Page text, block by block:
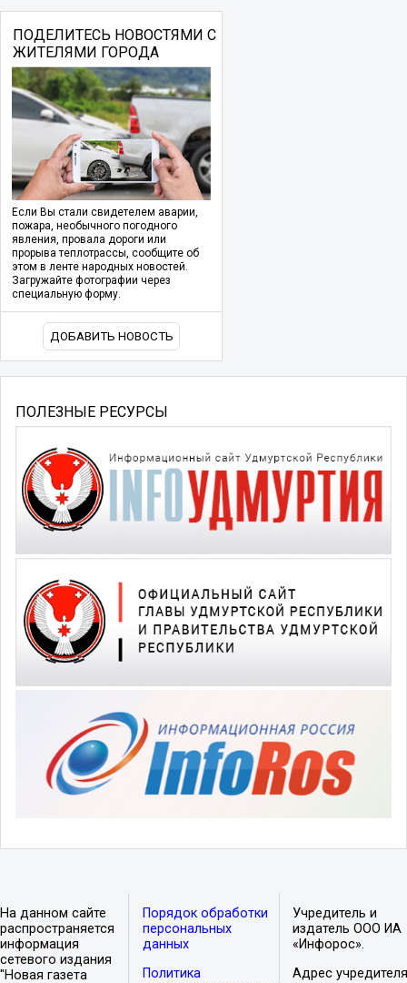
ПОДЕЛИТЕСЬ НОВОСТЯМИ С
ЖИТЕЛЯМИ ГОРОДА
Если Вы стали свидетелем аварии,
пожара, необычного погодного
явления, провала дороги или
прорыва теплотрассы, сообщите об
этом в ленте народных новостей.
Загружайте фотографии через
специальную форму.
ДОБАВИТЬ НОВОСТЬ
ПОЛЕЗНЫЕ РЕСУРСЫ
На данном сайте
распространяется
информация
сетевого издания
"Новая газета
Порядок обработки
персональных
данных
Политика
Учредитель и
издатель ООО ИА
«Инфорос».
Адрес